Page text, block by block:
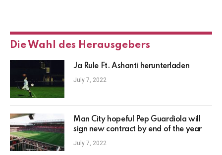
Die Wahl des Herausgebers
Ja Rule Ft. Ashanti herunterladen
July 7, 2022
Man City hopeful Pep Guardiola will
sign new contract by end of the year
July 7, 2022